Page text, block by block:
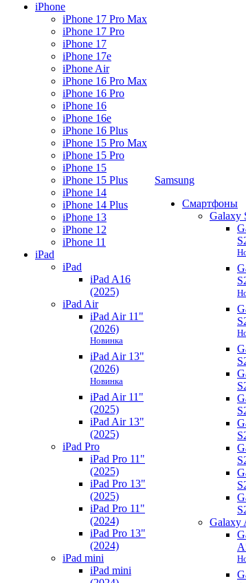
iPhone
iPhone 17 Pro Max
iPhone 17 Pro
iPhone 17
iPhone 17e
iPhone Air
iPhone 16 Pro Max
iPhone 16 Pro
iPhone 16
iPhone 16e
iPhone 16 Plus
iPhone 15 Pro Max
iPhone 15 Pro
iPhone 15
iPhone 15 Plus
iPhone 14
iPhone 14 Plus
iPhone 13
iPhone 12
iPhone 11
iPad
iPad
iPad A16
(2025)
iPad Air
iPad Air 11"
(2026)
Новинка
iPad Air 13"
(2026)
Новинка
iPad Air 11"
(2025)
iPad Air 13"
(2025)
iPad Pro
iPad Pro 11"
(2025)
iPad Pro 13"
(2025)
iPad Pro 11"
(2024)
iPad Pro 13"
(2024)
iPad mini
iPad mini
Samsung
Смартфоны
Galaxy
Galaxy